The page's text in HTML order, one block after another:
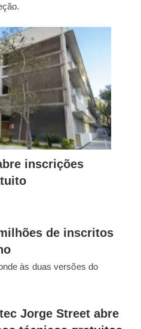
inscrições
de inscritos
às duas versões do
Jorge Street abre